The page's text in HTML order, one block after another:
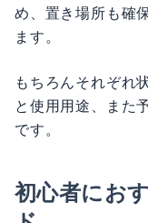
め、置き場所も確
ます。
もちろんそれぞれ
と使用用途、また
です。
初心者にお